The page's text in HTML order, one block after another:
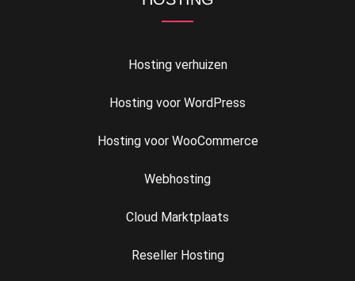
Hosting verhuizen
Hosting voor WordPress
Hosting voor WooCommerce
Webhosting
Cloud Marktplaats
Reseller Hosting